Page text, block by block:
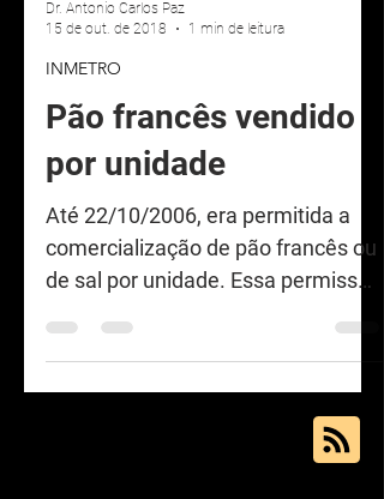
15 de out. de 2018
INMETRO
Pão francês vendido
por unidade
Até 22/10/2006, era permitida a
comercialização de pão francês ou
de sal por unidade. Essa permissão
acabou no dia 23/10/2006,
quando...